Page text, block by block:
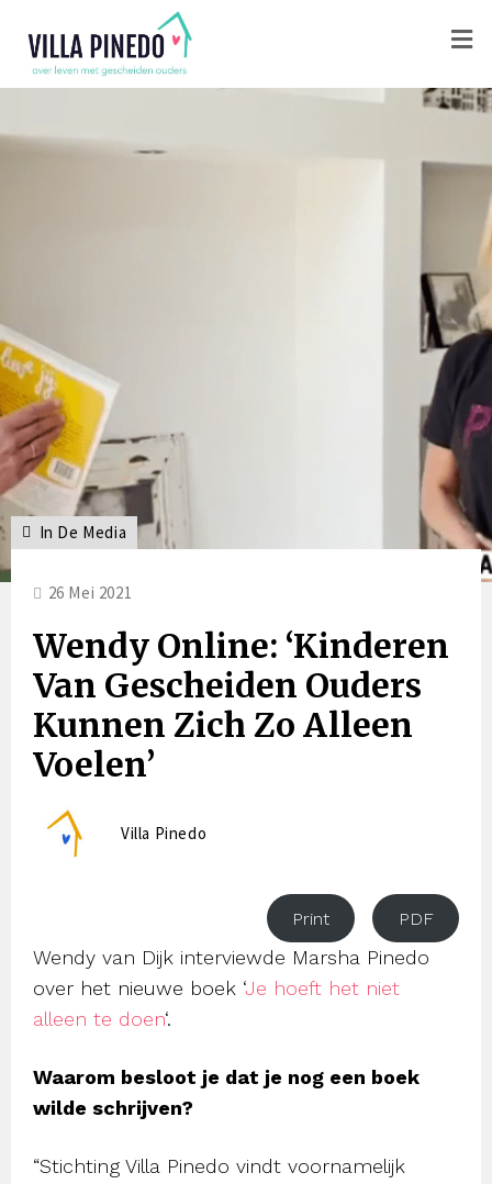
In De Media
Wendy Online: ‘Kinderen
Van Gescheiden Ouders
Kunnen Zich Zo Alleen
Voelen’
Villa Pinedo
26 Mei 2021
Print PDF
Wendy van Dijk interviewde Marsha Pinedo
over het nieuwe boek ‘Je hoeft het niet
alleen te doen‘.
Waarom besloot je dat je nog een boek
wilde schrijven?
“Stichting Villa Pinedo vindt voornamelijk